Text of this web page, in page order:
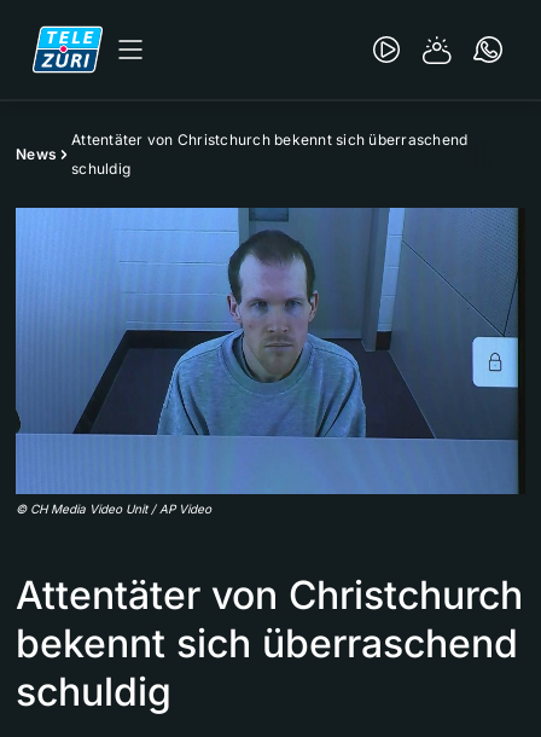
News
Attentäter von Christchurch bekennt sich überraschend
schuldig
© CH Media Video Unit / AP Video
Attentäter von Christchurch
bekennt sich überraschend
schuldig